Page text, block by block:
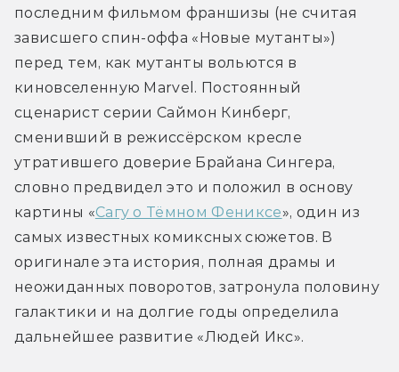
последним фильмом франшизы (не считая
зависшего спин-оффа «Новые мутанты»)
перед тем, как мутанты вольются в
киновселенную Marvel. Постоянный
сценарист серии Саймон Кинберг,
сменивший в режиссёрском кресле
утратившего доверие Брайана Сингера,
словно предвидел это и положил в основу
картины «Сагу о Тёмном Фениксе», один из
самых известных комиксных сюжетов. В
оригинале эта история, полная драмы и
неожиданных поворотов, затронула половину
галактики и на долгие годы определила
дальнейшее развитие «Людей Икс».